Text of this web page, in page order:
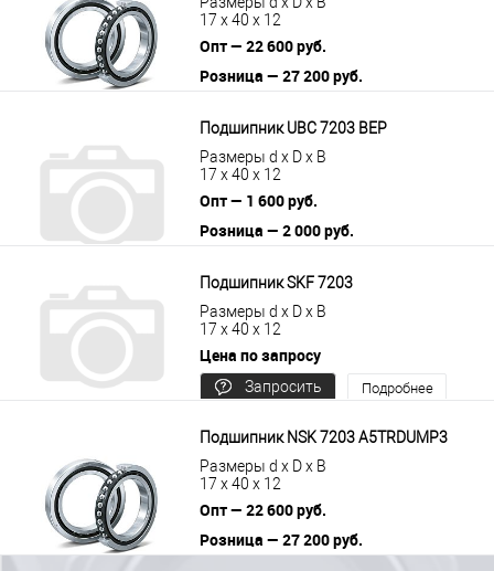
17 x 40 x 12
Опт — 22 600 руб.
Розница — 27 200 руб.
Подшипник UBC 7203 BEP
Размеры d x D x B
17 x 40 x 12
Опт — 1 600 руб.
Розница — 2 000 руб.
Подшипник SKF 7203
Размеры d x D x B
17 x 40 x 12
Цена по запросу
Запросить
Подробнее
Подшипник NSK 7203 A5TRDUMP3
Размеры d x D x B
17 x 40 x 12
Опт — 22 600 руб.
Розница — 27 200 руб.